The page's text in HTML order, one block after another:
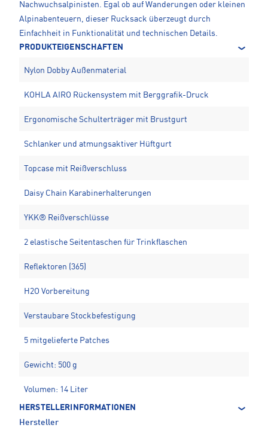
Nachwuchsalpinisten. Egal ob auf Wanderungen oder kleinen
Alpinabenteuern, dieser Rucksack überzeugt durch
Einfachheit in Funktionalität und technischen Details.
PRODUKTEIGENSCHAFTEN
Nylon Dobby Außenmaterial
KOHLA AIRO Rückensystem mit Berggrafik-Druck
Ergonomische Schulterträger mit Brustgurt
Schlanker und atmungsaktiver Hüftgurt
Topcase mit Reißverschluss
Daisy Chain Karabinerhalterungen
YKK® Reißverschlüsse
2 elastische Seitentaschen für Trinkflaschen
Reflektoren (365)
H2O Vorbereitung
Verstaubare Stockbefestigung
5 mitgelieferte Patches
Gewicht: 500 g
Volumen: 14 Liter
HERSTELLERINFORMATIONEN
Hersteller